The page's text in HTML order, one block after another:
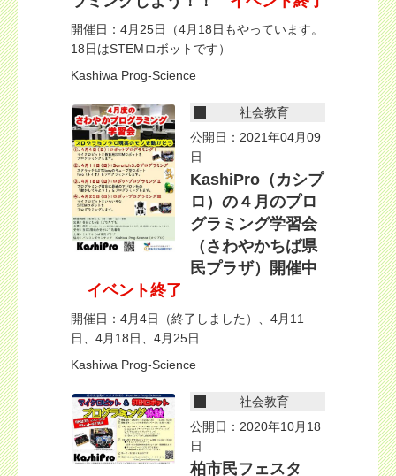
開催日：4月25日（4月18日もやっています。
18日はSTEMロボットです）
Kashiwa Prog-Science
社会教育
公開日：2021年04月09
日
KashiPro（カシプ
ロ）の４月のプロ
グラミング学習会
（さわやかちば県
民プラザ）開催中
イベント終了
開催日：4月4日（終了しました）、4月11
日、4月18日、4月25日
Kashiwa Prog-Science
社会教育
公開日：2020年10月18
日
柏市民フェスタ